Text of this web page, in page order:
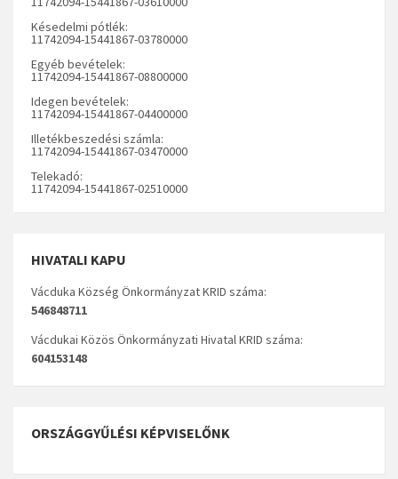
Késedelmi pótlék:
11742094-15441867-03780000
Egyéb bevételek:
11742094-15441867-08800000
Idegen bevételek:
11742094-15441867-04400000
Illetékbeszedési számla:
11742094-15441867-03470000
Telekadó:
11742094-15441867-02510000
HIVATALI KAPU
Vácduka Község Önkormányzat KRID száma:
546848711
Vácdukai Közös Önkormányzati Hivatal KRID száma:
604153148
ORSZÁGGYŰLÉSI KÉPVISELŐNK